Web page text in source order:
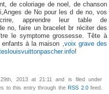
de coloriage de noel, de chanson
de No pour les d de no, vos
apprendre leur table de
no, faire un bracelet br réciter des
le symptome grossesse. Tête à
à la maison , voix grave des
!
2013 at 21:11 and is filed under
to this entry through theRSS 2.0feed.